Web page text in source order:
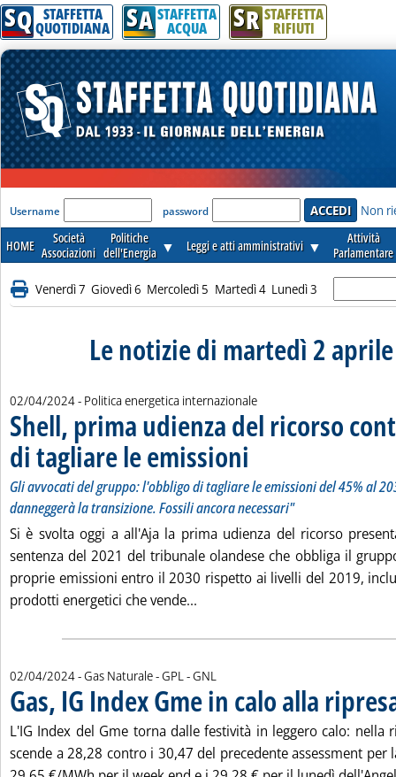
SQ STAFFETTA
QUOTIDIANA SA STAFFETTA
ACQUA SR STAFFETTA
RIFIUTI
'Modulo Login per accedere'
Username password Non
HOME
Società
Associazioni
Politiche
dell'Energia ▼ Leggi e atti amministrativi ▼
Attività
Parlamentare
Venerdì 7 Giovedì 6 Mercoledì 5 Martedì 4 Lunedì 3
Le notizie di martedì 2
02/04/2024- Politica energetica internazionale
Shell, prima udienza del ricorso
di tagliare le emissioni
Gli avvocati del gruppo: l'obbligo di tagliare le emissioni del 45% al
danneggerà la transizione. Fossili ancora necessari"
Si è svolta oggi a all'Aja la prima udienza del ricorso
sentenza del 2021 del tribunale olandese che obbliga il
proprie emissioni entro il 2030 rispetto ai livelli del 2019,
prodotti energetici che vende...
02/04/2024- Gas Naturale - GPL - GNL
Gas, IG Index Gme in calo alla
L'IG Index del Gme torna dalle festività in leggero calo: nella
scende a 28,28 contro i 30,47 del precedente assessment per